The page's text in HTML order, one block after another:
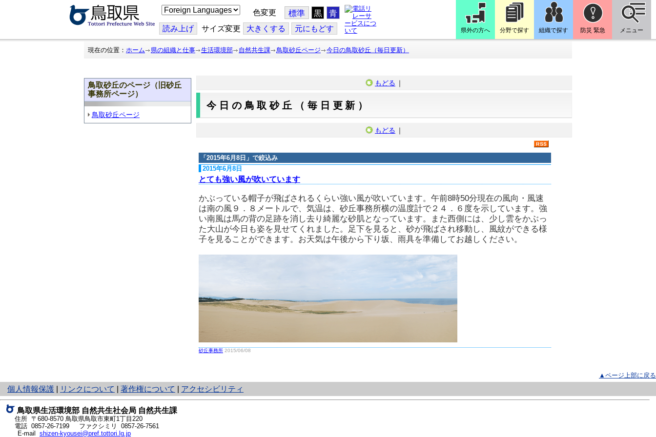
こ
の
ジ
を
翻
色変更 標準 黒 青
読み上げ サイズ変更 大きくする 元にもどす 県外の方へ 分野で探す 組織で探す 防災 緊急 メニュー
現在の位置： ホーム 県の組織と仕事 生活環境部 自然共生課 鳥取砂丘ページ 今日の鳥取砂丘（毎日更新）
鳥取砂丘のページ（旧砂丘
事務所ページ）
鳥取砂丘ページ
もどる ｜
今日の鳥取砂丘（毎日更新）
もどる ｜
「 2015年6月8日 」で絞込み
2015年6月8日
とても強い風が吹いています
かぶっている帽子が飛ばされるくらい強い風が吹いています。午前8時50分現在の風向・風速
は南の風９．８メートルで、気温は、砂丘事務所横の温度計で２４．６度を示しています。強
い南風は馬の背の足跡を消し去り綺麗な砂肌となっています。また西側には、少し雲をかぶっ
た大山が今日も姿を見せてくれました。足下を見ると、砂が飛ばされ移動し、風紋ができる様
子を見ることができます。お天気は午後から下り坂、雨具を準備してお越しください。
砂丘事務所 2015/06/08
▲ページ上部に戻る
個人情報保護
と
り
ネ
ッ
ト
へ
リンクについて 著作権について アクセシビリティ
鳥取県生活環境部 自然共生社会局 自然共生課
住所 〒680-8570 鳥取県鳥取市東町1丁目220
電話 0857-26-7199
ファクシミリ 0857-26-7561
E-mail shizen-kyousei@pref.tottori.lg.jp